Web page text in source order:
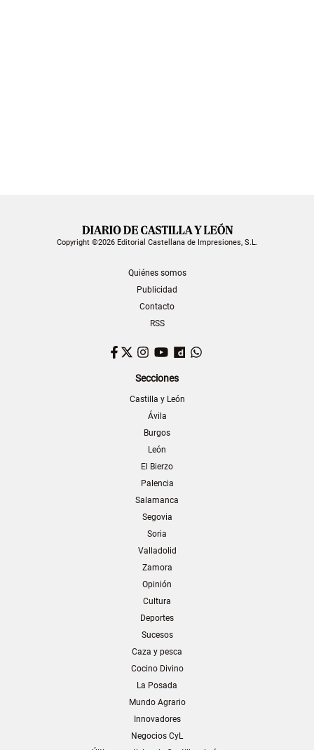
Copyright ©2026 Editorial Castellana de Impresiones, S.L.
Quiénes somos
Publicidad
Contacto
RSS
Facebook
TwitterInstagram
YouTubeDailymotion
Secciones
Castilla y León
Ávila
Burgos
León
El Bierzo
Palencia
Salamanca
Segovia
Soria
Valladolid
Zamora
Opinión
Cultura
Deportes
Sucesos
Caza y pesca
Cocino Divino
La Posada
Mundo Agrario
Innovadores
Negocios CyL